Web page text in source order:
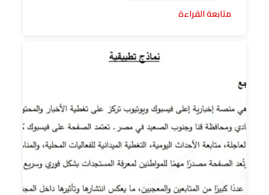
متابعة القراءة